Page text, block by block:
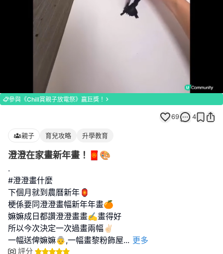
100.00%
Unmute
參與《Chill賞親子放電祭》贏巨獎！
69 4
親子 育兒攻略 升學教育
澄澄在家畫新年畫！🧧🎨
.
#澄澄畫什麼
下個月就到農曆新年🏮
梗係要同澄澄畫幅新年年畫🍊
嫲嫲成日都讚澄澄畫畫✍️畫得好
所以今次決定一次過畫兩幅✌🏻
一幅送俾嫲嫲👵,一幅畫黎粉飾屋... 更多
評分